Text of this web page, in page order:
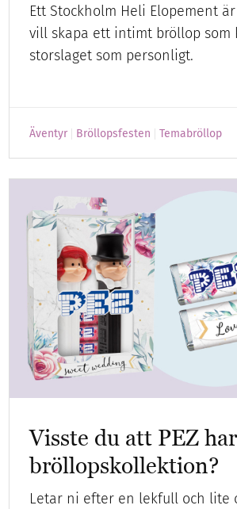
Ett Stockholm Heli Elopement
vill skapa ett intimt bröllop som
storslaget som personligt.
Äventyr Bröllopsfesten Temabröllop
Visste du att PEZ
bröllopskollektion?
Letar ni efter en lekfull och lite